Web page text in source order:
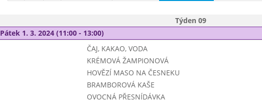
Týden 09
Pátek 1. 3. 2024 (11:00 - 13:00)
ČAJ, KAKAO, VODA
KRÉMOVÁ ŽAMPIONOVÁ
HOVĚZÍ MASO NA ČESNEKU
BRAMBOROVÁ KAŠE
OVOCNÁ PŘESNÍDÁVKA